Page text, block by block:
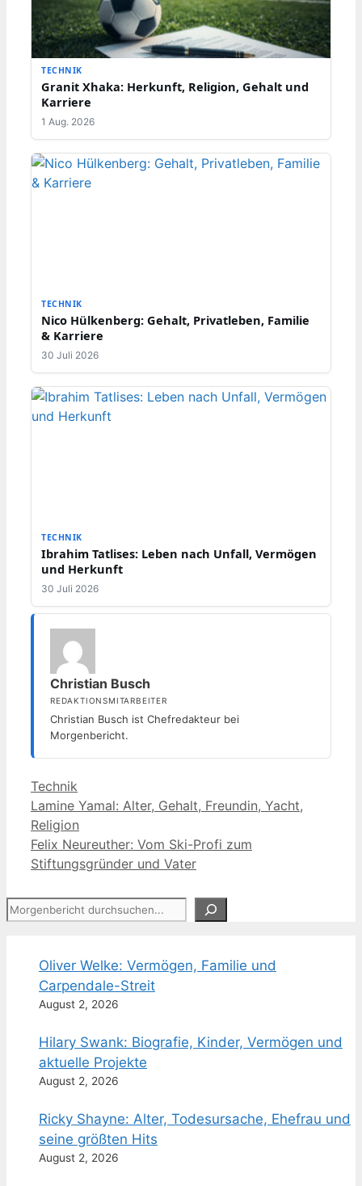
TECHNIK
Granit Xhaka: Herkunft, Religion, Gehalt und
Karriere
1 Aug. 2026
TECHNIK
Nico Hülkenberg: Gehalt, Privatleben, Familie
& Karriere
30 Juli 2026
TECHNIK
Ibrahim Tatlises: Leben nach Unfall, Vermögen
und Herkunft
30 Juli 2026
Christian Busch
REDAKTIONSMITARBEITER
Christian Busch ist Chefredakteur bei
Morgenbericht.
Kategorien
Technik
Lamine Yamal: Alter, Gehalt, Freundin, Yacht,
Religion
Felix Neureuther: Vom Ski-Profi zum
Stiftungsgründer und Vater
Suchen
Oliver Welke: Vermögen, Familie und
Carpendale-Streit
August 2, 2026
Hilary Swank: Biografie, Kinder, Vermögen und
aktuelle Projekte
August 2, 2026
Ricky Shayne: Alter, Todesursache, Ehefrau und
seine größten Hits
August 2, 2026